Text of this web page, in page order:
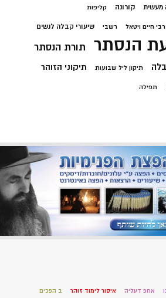
מעשית קורונה קליפות
רבי חיים ויטאל רשבי שיעורי קבלה לנשים
הנסתר תורת הנסתר
תיקון ליל שבועות תיקוני הזוהר
תפילה
אחפ דעליה איסור לימוד זוהר ב הפכים